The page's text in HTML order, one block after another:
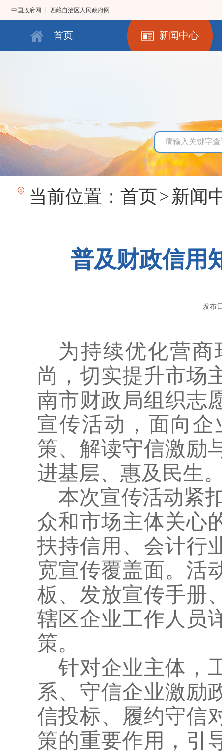
中国政府网 西藏自治区人民政府网
首页 新闻中心
当前位置： 首页>新闻
普及财政信用
发布
为持续优化营
尚，切实提升市场
南市财政局组织志
宣传活动，面向
策、解读守信激励
进基层、惠及民生
本次宣传活动紧
众和市场主体关心
扶持信用、会计行
宽宣传覆盖面。活
板、发放宣传手册
辖区企业工作人员
策。
针对企业主体，
系、守信企业激励
信投标、履约守信
策的重要作用，引